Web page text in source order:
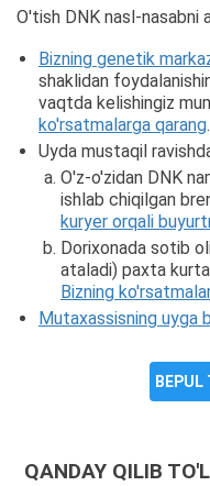
O'tish DNK nasl-nasabni
Bizning genetik
shaklidan
vaqtda kelishingiz
ko'rsatmalarga qarang.
Uyda mustaqil
O'z-o'zidan DNK
ishlab chiqilgan
kuryer orqali
Dorixonada sotib
ataladi) paxta
Bizning
Mutaxassisning uyga
BEPUL
QANDAY QILIB